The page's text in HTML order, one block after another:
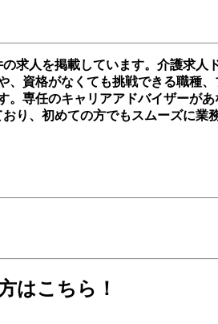
求人を掲載しています。介護求
資格がなくても挑戦できる職種
専任のキャリアアドバイザーが
り、初めての方でもスムーズに業
はこちら！